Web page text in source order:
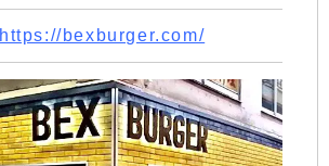
https://bexburger.com/